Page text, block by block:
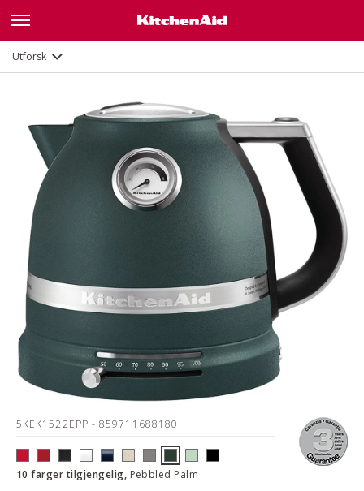
Utforsk
5KEK1522EPP - 859711688180
10 farger tilgjengelig, Pebbled Palm